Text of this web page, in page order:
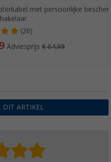
met persoonlijke
(26)
Adviesprijs€ 64,99
DIT ARTIKEL